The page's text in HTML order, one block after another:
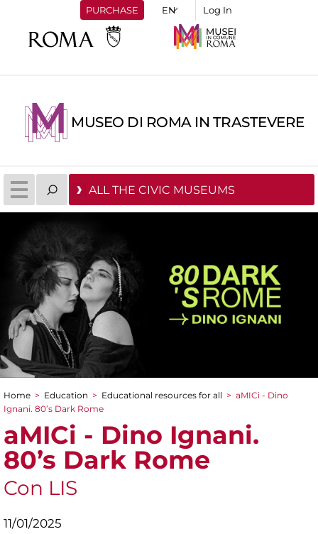
PURCHASE Log In
MUSEO DI ROMA IN TRASTEVERE
ALL THE CIVIC MUSEUMS
You are here
Home > Education > Educational resources for all > aMICi - Dino
Ignani. 80’s Dark Rome
aMICi - Dino Ignani.
80’s Dark Rome
Con LIS
11/01/2025